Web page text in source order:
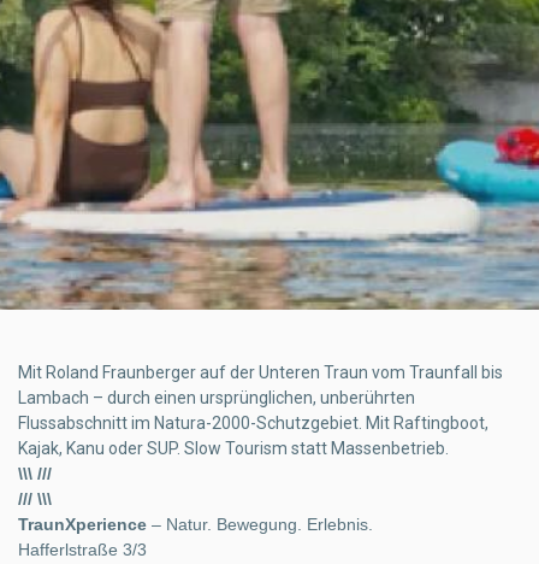
Mit Roland Fraunberger auf der Unteren Traun vom Traunfall bis
Lambach – durch einen ursprünglichen, unberührten
Flussabschnitt im Natura-2000-Schutzgebiet. Mit Raftingboot,
Kajak, Kanu oder SUP. Slow Tourism statt Massenbetrieb.
\\\ ///
/// \\\
TraunXperience – Natur. Bewegung. Erlebnis.
Hafferlstraße 3/3